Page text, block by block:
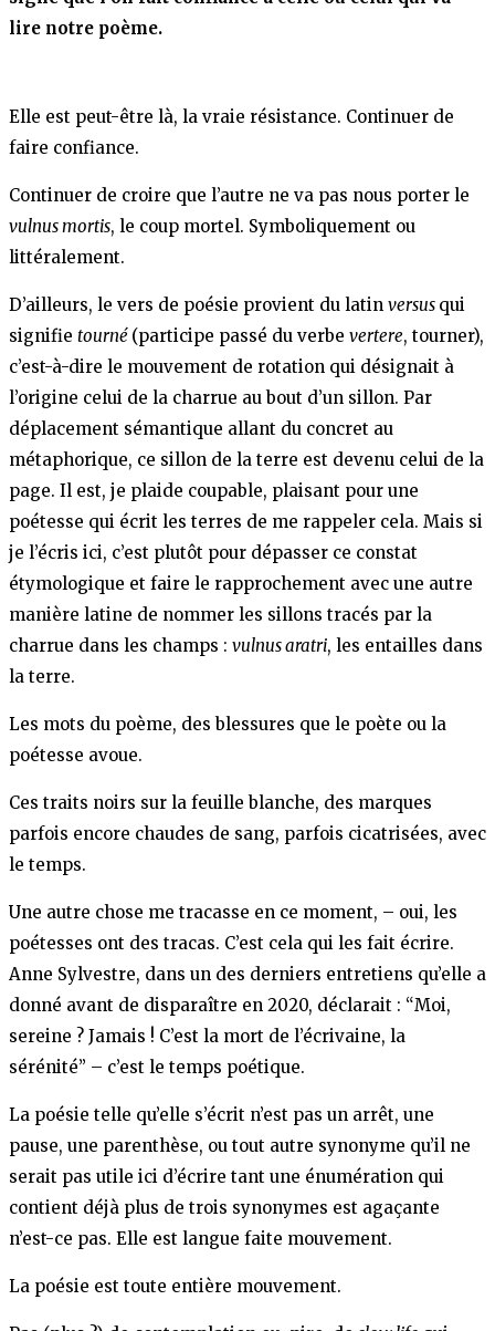
lire notre poème.
Elle est peut-être là, la vraie résistance. Continuer de
faire confiance.
Continuer de croire que l’autre ne va pas nous porter le
vulnus mortis, le coup mortel. Symboliquement ou
littéralement.
D’ailleurs, le vers de poésie provient du latin versus qui
signifie tourné (participe passé du verbe vertere, tourner),
c’est-à-dire le mouvement de rotation qui désignait à
l’origine celui de la charrue au bout d’un sillon. Par
déplacement sémantique allant du concret au
métaphorique, ce sillon de la terre est devenu celui de la
page. Il est, je plaide coupable, plaisant pour une
poétesse qui écrit les terres de me rappeler cela. Mais si
je l’écris ici, c’est plutôt pour dépasser ce constat
étymologique et faire le rapprochement avec une autre
manière latine de nommer les sillons tracés par la
charrue dans les champs : vulnus aratri, les entailles dans
la terre.
Les mots du poème, des blessures que le poète ou la
poétesse avoue.
Ces traits noirs sur la feuille blanche, des marques
parfois encore chaudes de sang, parfois cicatrisées, avec
le temps.
Une autre chose me tracasse en ce moment, – oui, les
poétesses ont des tracas. C’est cela qui les fait écrire.
Anne Sylvestre, dans un des derniers entretiens qu’elle a
donné avant de disparaître en 2020, déclarait : “Moi,
sereine ? Jamais ! C’est la mort de l’écrivaine, la
sérénité” – c’est le temps poétique.
La poésie telle qu’elle s’écrit n’est pas un arrêt, une
pause, une parenthèse, ou tout autre synonyme qu’il ne
serait pas utile ici d’écrire tant une énumération qui
contient déjà plus de trois synonymes est agaçante
n’est-ce pas. Elle est langue faite mouvement.
La poésie est toute entière mouvement.